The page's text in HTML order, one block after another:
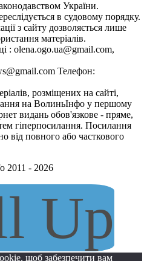
України.
в судовому порядку.
з сайту дозволяється лише
матеріалів.
: olena.ogo.ua@gmail.com,
Телефон:
розміщених на сайті,
на ВолиньІнфо у першому
видань обов'язкове - пряме,
гіперпосилання. Посилання
від повного або часткового
2011 - 2026
Up
щоб забезпечити вам